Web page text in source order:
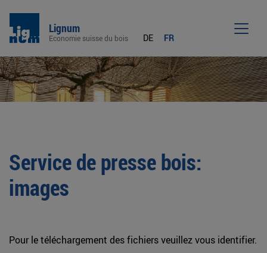
Lignum
Economie suisse du bois DE FR
Service de presse bois:
images
Pour le téléchargement des fichiers veuillez vous identifier.